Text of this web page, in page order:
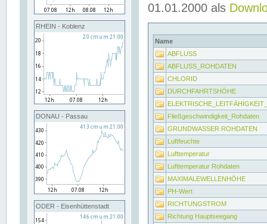
RHEIN - Koblenz
DONAU - Passau
ODER - Eisenhüttenstadt
01.01.2000 als
Name
ABFLUSS
ABFLUSS_ROHDATEN
CHLORID
DURCHFAHRTSHÖHE
Fließgeschwindigkeit_Rohdaten
GRUNDWASSER ROHDATEN
Luftfeuchte
Lufttemperatur
Lufttemperatur Rohdaten
MAXIMALEWELLENHÖHE
PH-Wert
RICHTUNGSTROM
Richtung Hauptseegang